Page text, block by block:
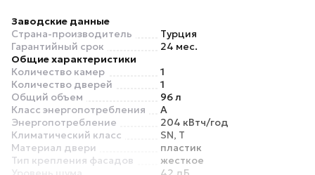
Заводские данные
Страна-производитель
Турция
Гарантийный срок
24 мес.
Общие характеристики
Количество камер
1
Количество дверей
1
Общий объем
96 л
Класс энергопотребления
A
Энергопотребление
204 кВтч/год
Климатический класс
SN, T
Материал двери
пластик
Тип крепления фасадов
жесткое